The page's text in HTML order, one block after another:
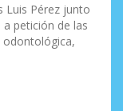
Luis Pérez junto
petición de las
odontológica,